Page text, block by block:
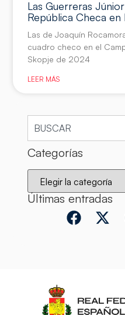
Las Guerreras
República Checa en
Las de Joaquín
cuadro checo en el
Skopje de 2024
LEER MÁS
Categorías
Últimas entradas